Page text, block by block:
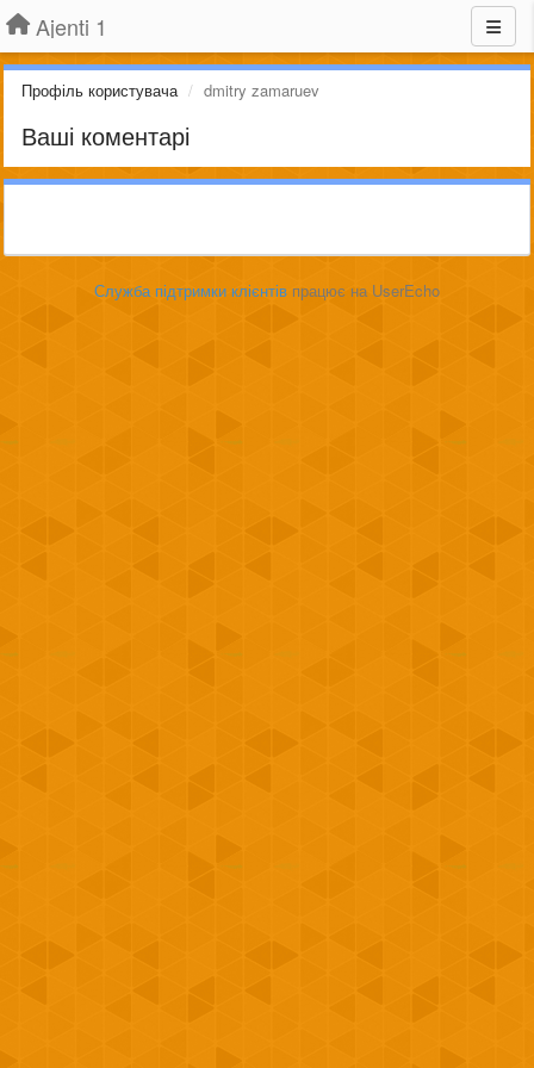
Ajenti 1
Профіль користувача dmitry zamaruev
Ваші коментарі
Служба підтримки клієнтів працює на UserEcho